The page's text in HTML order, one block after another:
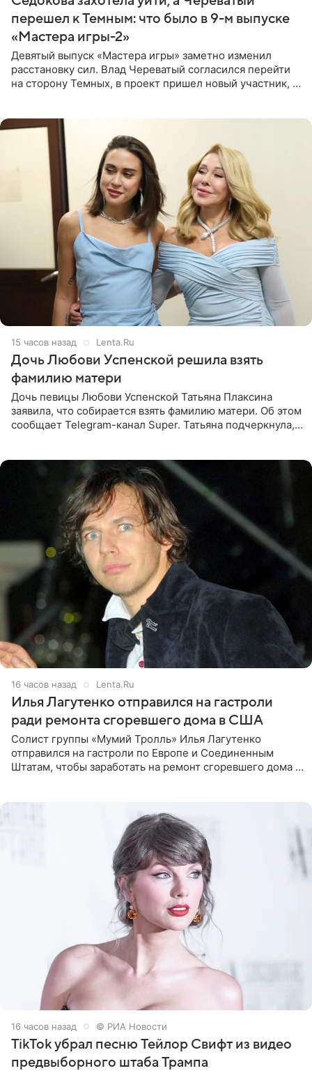
перешел к Темным: что было в 9-м выпуске
«Мастера игры-2»
Девятый выпуск «Мастера игры» заметно изменил
расстановку сил. Влад Череватый согласился перейти
на сторону Темных, в проект пришел новый участник, а
15 часов назад Lenta.Ru
Дочь Любови Успенской решила взять
фамилию матери
Дочь певицы Любови Успенской Татьяна Плаксина
заявила, что собирается взять фамилию матери. Об этом
сообщает Telegram-канал Super. Татьяна подчеркнула,
16 часов назад Lenta.Ru
Илья Лагутенко отправился на гастроли
ради ремонта сгоревшего дома в США
Солист группы «Мумий Тролль» Илья Лагутенко
отправился на гастроли по Европе и Соединенным
Штатам, чтобы заработать на ремонт сгоревшего дома в
16 часов назад © РИА Новости
TikTok убрал песню Тейлор Свифт из видео
предвыборного штаба Трампа